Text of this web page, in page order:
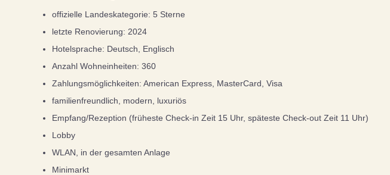
offizielle Landeskategorie: 5 Sterne
letzte Renovierung: 2024
Hotelsprache: Deutsch, Englisch
Anzahl Wohneinheiten: 360
Zahlungsmöglichkeiten: American Express, MasterCard, Visa
familienfreundlich, modern, luxuriös
Empfang/Rezeption (früheste Check-in Zeit 15 Uhr, späteste Check-out Zeit 11 Uhr)
Lobby
WLAN, in der gesamten Anlage
Minimarkt